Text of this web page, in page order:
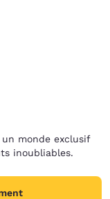
un monde exclusif
inoubliables.